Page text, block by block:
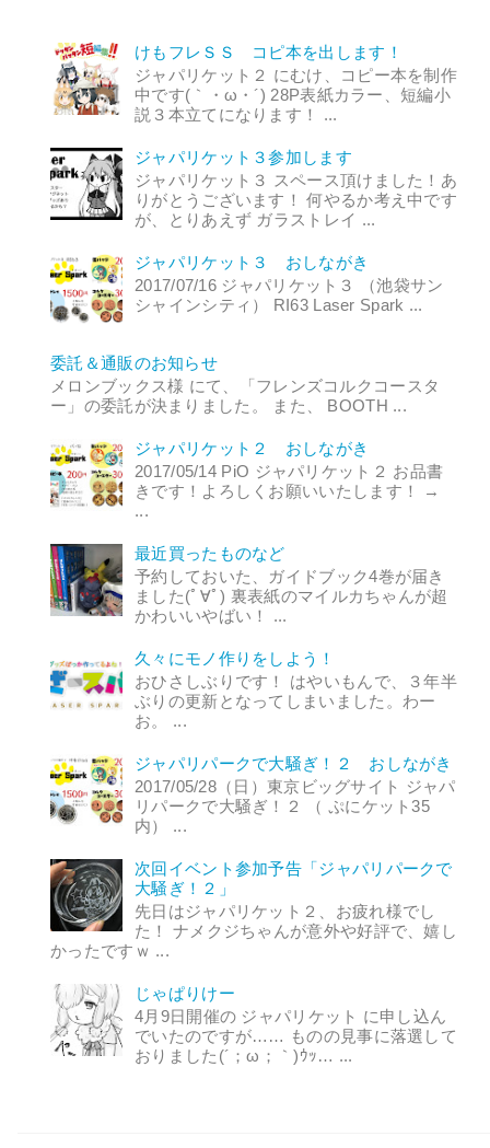
けもフレＳＳ コピ本を出します！
ジャパリケット２ にむけ、コピー本を制作
中です(｀・ω・´) 28P表紙カラー、短編小
説３本立てになります！ ...
ジャパリケット３参加します
ジャパリケット３ スペース頂けました！あ
りがとうございます！ 何やるか考え中です
が、とりあえず ガラストレイ ...
ジャパリケット３ おしながき
2017/07/16 ジャパリケット３ （池袋サン
シャインシティ） RI63 Laser Spark ...
委託＆通販のお知らせ
メロンブックス様 にて、「フレンズコルクコースタ
ー」の委託が決まりました。 また、 BOOTH ...
ジャパリケット２ おしながき
2017/05/14 PiO ジャパリケット２ お品書
きです！よろしくお願いいたします！ →
...
最近買ったものなど
予約しておいた、ガイドブック4巻が届き
ました(ﾟ∀ﾟ) 裏表紙のマイルカちゃんが超
かわいいやばい！ ...
久々にモノ作りをしよう！
おひさしぶりです！ はやいもんで、３年半
ぶりの更新となってしまいました。わー
お。 ...
ジャパリパークで大騒ぎ！２ おしながき
2017/05/28（日）東京ビッグサイト ジャパ
リパークで大騒ぎ！２ （ ぷにケット35
内） ...
次回イベント参加予告「ジャパリパークで
大騒ぎ！２」
先日はジャパリケット２、お疲れ様でし
た！ ナメクジちゃんが意外や好評で、嬉し
かったですｗ ...
じゃぱりけー
4月9日開催の ジャパリケット に申し込ん
でいたのですが…… ものの見事に落選して
おりました(´；ω；｀)ｳｯ… ...